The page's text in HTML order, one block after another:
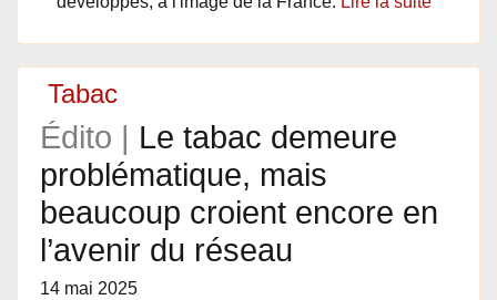
Tabac
Édito | Le tabac demeure
problématique, mais
beaucoup croient encore en
l’avenir du réseau
14 mai 2025